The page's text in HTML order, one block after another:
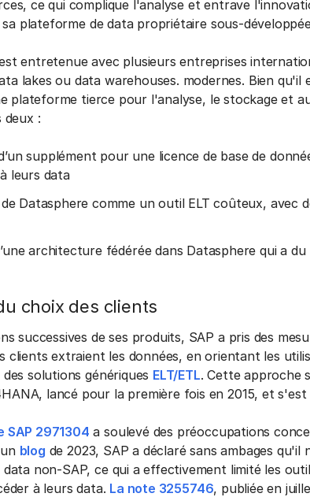
ce qui complique l'analyse et entrave
plateforme de data propriétaire sous-
entretenue avec plusieurs entreprises
lakes ou data warehouses. modernes. Bien
plateforme tierce pour l'analyse, le stockage et
deux :
supplément pour une licence de base de
leurs data
Datasphere comme un outil ELT coûteux, avec
architecture fédérée dans Datasphere qui a
choix des clients
successives de ses produits, SAP a pris des
clients extraient les données, en orientant les
solutions génériques ELT/ETL. Cette approche
lancé pour la première fois en 2015, et s'est
SAP 2971304 a soulevé des préoccupations
blog de 2023, SAP a déclaré sans ambages
non-SAP, ce qui a effectivement limité les
à leurs data. La note 3255746, publiée en